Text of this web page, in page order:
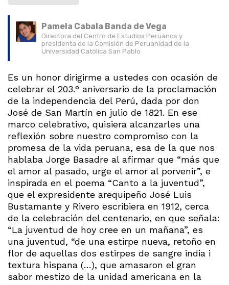
Pamela Cabala Banda de Vega
Directora del Centro de Estudios Peruanos y
presidenta de la Comisión de Peruanidad de la
Universidad Católica San Pablo
Es un honor dirigirme a ustedes con ocasión de
celebrar el 203.° aniversario de la proclamación
de la independencia del Perú, dada por don
José de San Martín en julio de 1821. En ese
marco celebrativo, quisiera alcanzarles una
reflexión sobre nuestro compromiso con la
promesa de la vida peruana, esa de la que nos
hablaba Jorge Basadre al afirmar que “más que
el amor al pasado, urge el amor al porvenir”, e
inspirada en el poema “Canto a la juventud”,
que el expresidente arequipeño José Luis
Bustamante y Rivero escribiera en 1912, cerca
de la celebración del centenario, en que señala:
“La juventud de hoy cree en un mañana”, es
una juventud, “de una estirpe nueva, retoño en
flor de aquellas dos estirpes de sangre india i
textura hispana (…), que amasaron el gran
sabor mestizo de la unidad americana en la